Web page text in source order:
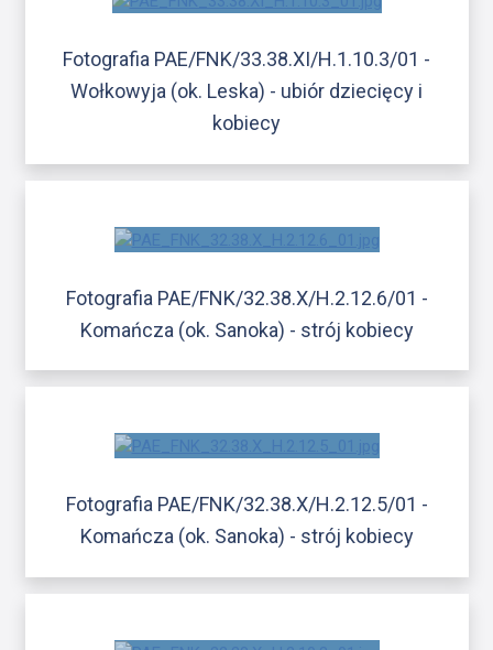
Fotografia PAE/FNK/33.38.XI/H.1.10.3/01 -
Wołkowyja (ok. Leska) - ubiór dziecięcy i
kobiecy
Fotografia PAE/FNK/32.38.X/H.2.12.6/01 -
Komańcza (ok. Sanoka) - strój kobiecy
Fotografia PAE/FNK/32.38.X/H.2.12.5/01 -
Komańcza (ok. Sanoka) - strój kobiecy